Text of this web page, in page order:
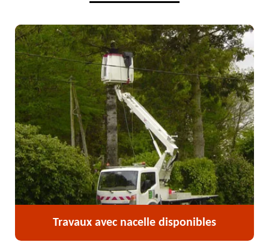
Travaux avec nacelle disponibles